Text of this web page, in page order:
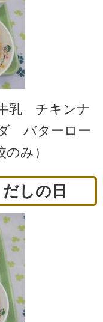
乳 チキンナ
バターロー
み）
しの日